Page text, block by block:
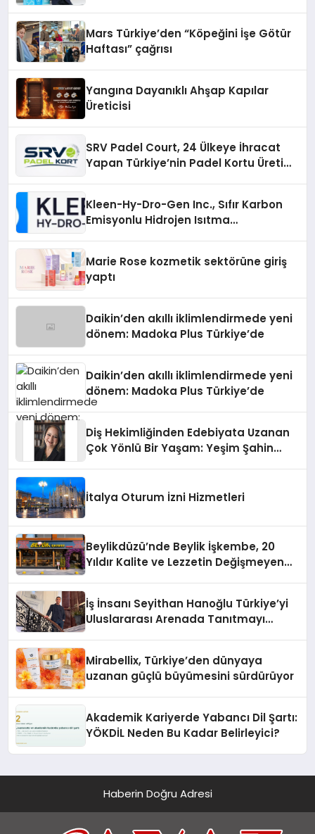
Mars Türkiye’den “Köpeğini İşe Götür
Haftası” çağrısı
Yangına Dayanıklı Ahşap Kapılar
Üreticisi
SRV Padel Court, 24 Ülkeye İhracat
Yapan Türkiye’nin Padel Kortu Üretim
Kleen-Hy-Dro-Gen Inc., Sıfır Karbon
Emisyonlu Hidrojen Isıtma
Marie Rose kozmetik sektörüne giriş
yaptı
Daikin’den akıllı iklimlendirmede yeni
dönem: Madoka Plus Türkiye’de
Daikin’den akıllı iklimlendirmede yeni
dönem: Madoka Plus Türkiye’de
Diş Hekimliğinden Edebiyata Uzanan
Çok Yönlü Bir Yaşam: Yeşim Şahin
İtalya Oturum İzni Hizmetleri
Beylikdüzü’nde Beylik İşkembe, 20
Yıldır Kalite ve Lezzetin Değişmeyen
İş İnsanı Seyithan Hanoğlu Türkiye’yi
Uluslararası Arenada Tanıtmayı
Mirabellix, Türkiye’den dünyaya
uzanan güçlü büyümesini sürdürüyor
Akademik Kariyerde Yabancı Dil Şartı:
YÖKDİL Neden Bu Kadar Belirleyici?
Haberin Doğru Adresi